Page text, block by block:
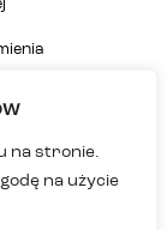
na stronie.
na użycie